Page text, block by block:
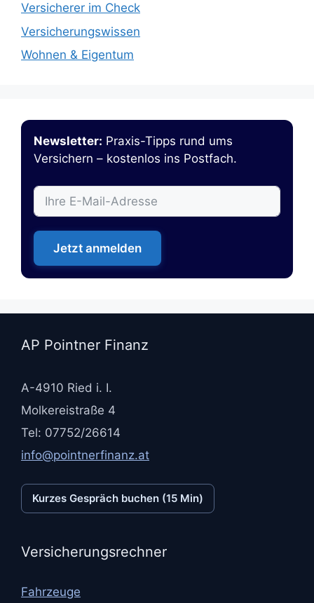
Versicherer im Check
Versicherungswissen
Wohnen & Eigentum
Newsletter: Praxis-Tipps rund ums
Versichern – kostenlos ins Postfach.
Jetzt anmelden
AP Pointner Finanz
A-4910 Ried i. I.
Molkereistraße 4
Tel: 07752/26614
info@pointnerfinanz.at
Kurzes Gespräch buchen (15 Min)
Versicherungsrechner
Fahrzeuge